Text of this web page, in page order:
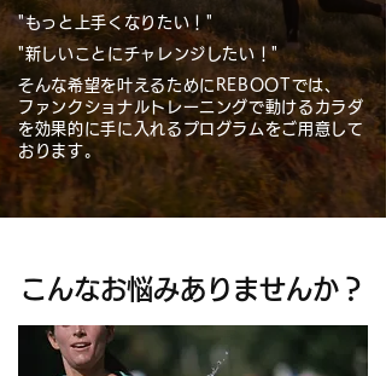
"もっと上手くなりたい！"
"新しいことにチャレンジしたい！"
そんな希望を叶えるためにREBOOTでは、
ファンクショナルトレーニングで動けるカラダ
を効果的に手に入れるプログラムをご用意して
おります。
こんなお悩みありませんか？